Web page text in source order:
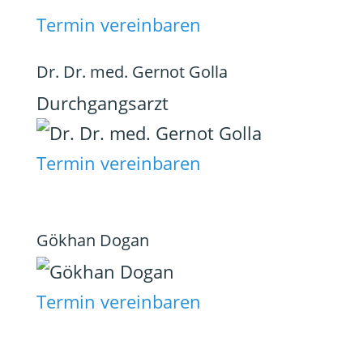
Termin vereinbaren
Dr. Dr. med. Gernot Golla
Durchgangsarzt
Termin vereinbaren
Gökhan Dogan
Termin vereinbaren